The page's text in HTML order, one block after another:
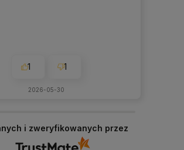
1 1
2026-05-30
i zweryfikowanych przez